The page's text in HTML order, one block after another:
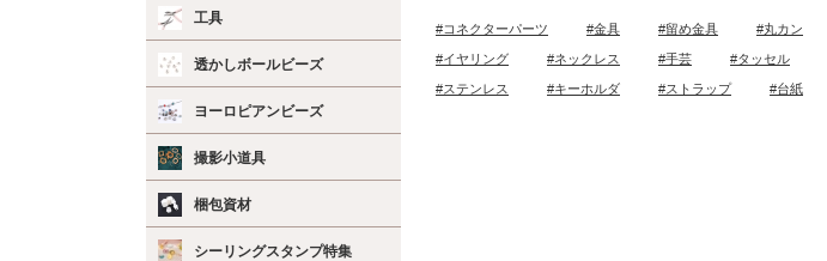
工具
透かしボールビーズ
ヨーロピアンビーズ
撮影小道具
梱包資材
シーリングスタンプ特集
#コネクターパーツ #金具 #留め金具 #丸カン
#イヤリング #ネックレス #手芸 #タッセル
#ステンレス #キーホルダ #ストラップ #台紙